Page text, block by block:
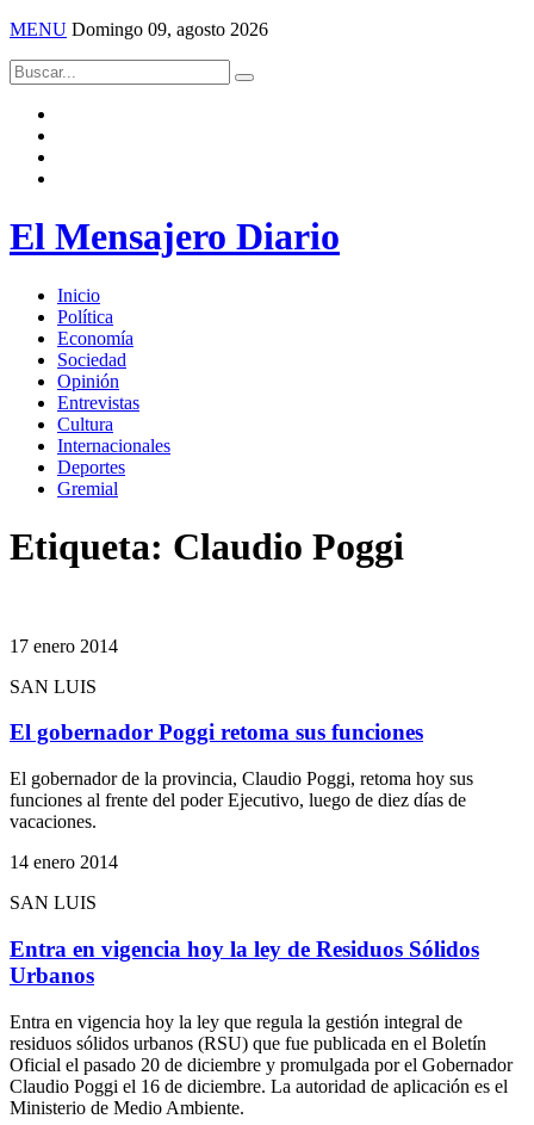
MENU Domingo 09, agosto 2026
El Mensajero Diario
Inicio
Política
Economía
Sociedad
Opinión
Entrevistas
Cultura
Internacionales
Deportes
Gremial
Etiqueta: Claudio Poggi
17 enero 2014
SAN LUIS
El gobernador Poggi retoma sus funciones
El gobernador de la provincia, Claudio Poggi, retoma hoy sus
funciones al frente del poder Ejecutivo, luego de diez días de
vacaciones.
14 enero 2014
SAN LUIS
Entra en vigencia hoy la ley de Residuos Sólidos
Urbanos
Entra en vigencia hoy la ley que regula la gestión integral de
residuos sólidos urbanos (RSU) que fue publicada en el Boletín
Oficial el pasado 20 de diciembre y promulgada por el Gobernador
Claudio Poggi el 16 de diciembre. La autoridad de aplicación es el
Ministerio de Medio Ambiente.